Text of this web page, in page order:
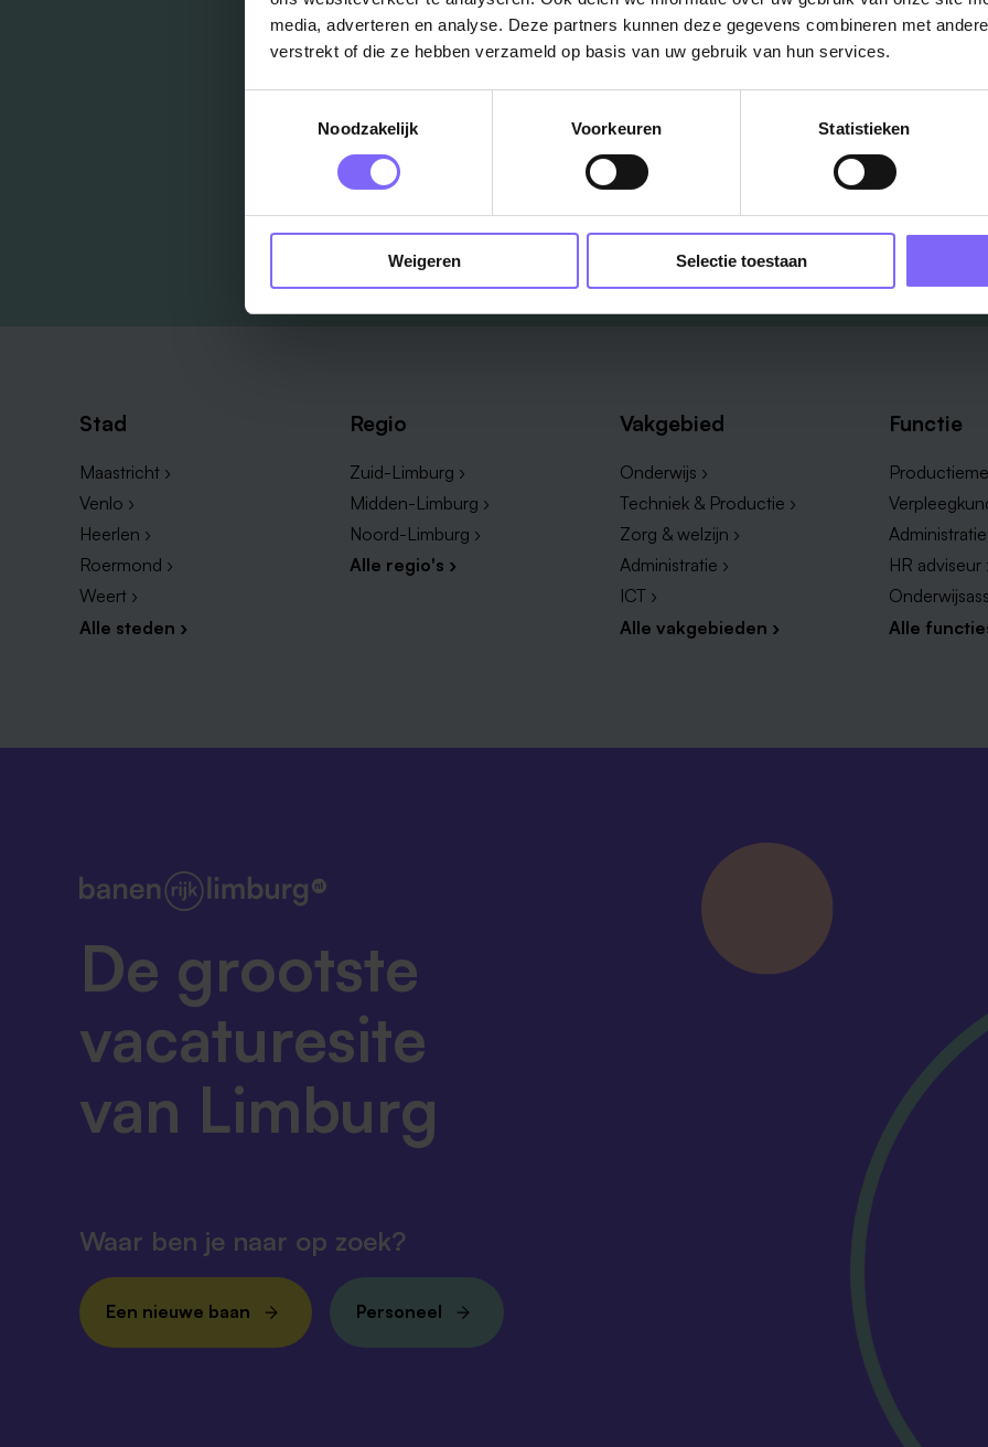
media, adverteren en analyse. Deze partners kunnen deze gegevens combineren met
verstrekt of die ze hebben verzameld op basis van uw gebruik van hun services.
Noodzakelijk
Voorkeuren Statistieken
Weigeren Selectie toestaan
Schrijf je in en we houden je op de hoogte
Job Alert instellen
Stad
Maastricht ›
Venlo ›
Heerlen ›
Roermond ›
Weert ›
Alle steden ›
Regio
Zuid-Limburg ›
Midden-Limburg ›
Noord-Limburg ›
Alle regio's ›
Vakgebied
Onderwijs ›
Techniek & Productie ›
Zorg & welzijn ›
Administratie ›
ICT ›
Alle vakgebieden ›
Functie
HR adviseur
Alle
De grootste
vacaturesite
van Limburg
Waar ben je naar op zoek?
Een nieuwe baan Personeel